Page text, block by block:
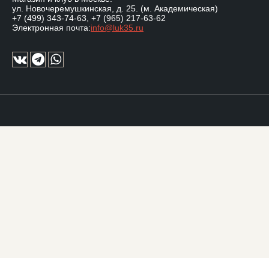
ул. Новочеремушкинская, д. 25. (м. Академическая)
+7 (499) 343-74-63 +7 (965) 217-63-62
Электронная почта:info@luk35.ru